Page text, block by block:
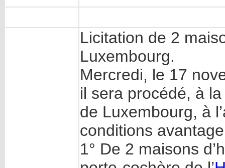
Licitation de 2
Luxembourg.
Mercredi, le 17
il sera procédé, à
de Luxembourg, à
conditions
1° De 2 maisons